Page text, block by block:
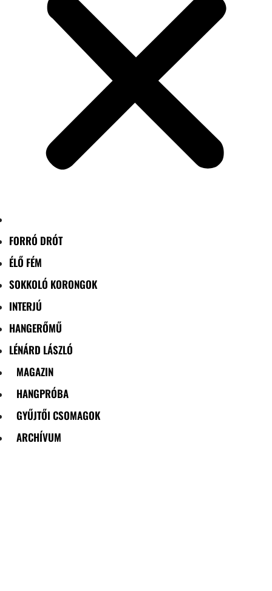
FORRÓ DRÓT
ÉLŐ FÉM
SOKKOLÓ KORONGOK
INTERJÚ
HANGERŐMŰ
LÉNÁRD LÁSZLÓ
MAGAZIN
HANGPRÓBA
GYŰJTŐI CSOMAGOK
ARCHÍVUM